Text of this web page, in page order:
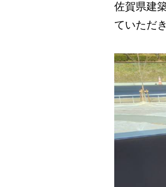
佐賀県建
ていただ